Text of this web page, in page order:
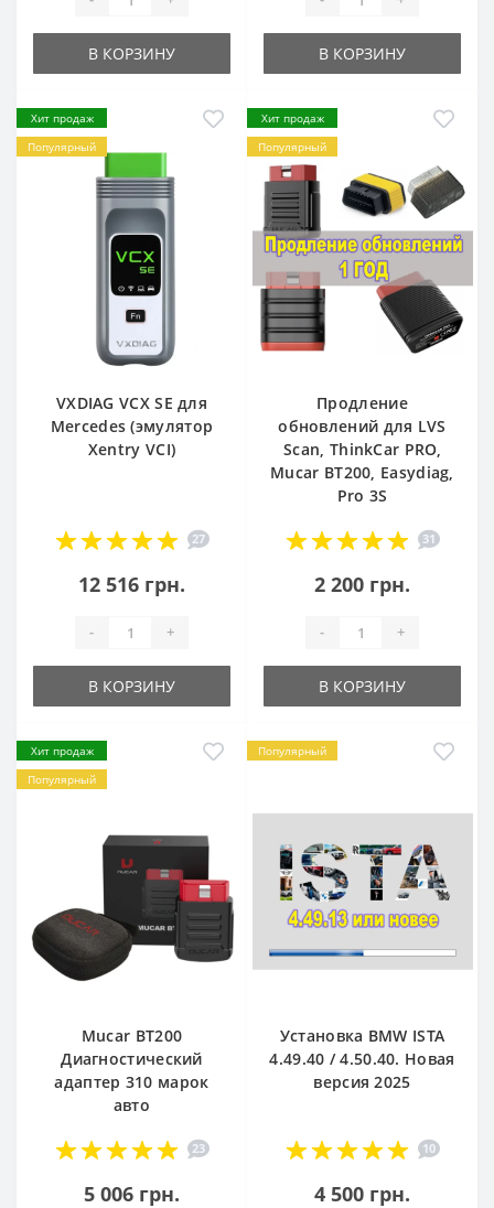
В КОРЗИНУ В КОРЗИНУ
Хит продаж
Популярный
VXDIAG VCX SE для
Mercedes (эмулятор
Xentry VCI)
27
12 516 грн.
- +
В КОРЗИНУ
Хит продаж
Популярный
Продление
обновлений для LVS
Scan, ThinkCar PRO,
Mucar BT200, Easydiag,
Pro 3S
31
2 200 грн.
- +
В КОРЗИНУ
Хит продаж
Популярный
Mucar BT200
Диагностический
адаптер 310 марок
авто
23
5 006 грн.
Популярный
Установка BMW ISTA
4.49.40 / 4.50.40. Новая
версия 2025
10
4 500 грн.